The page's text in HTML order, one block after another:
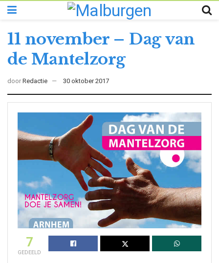
11 november – Dag van
de Mantelzorg
door Redactie 30 oktober 2017
7
GEDEELD